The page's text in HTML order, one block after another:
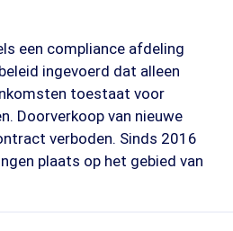
een compliance afdeling
ingevoerd dat alleen
toestaat voor
Doorverkoop van nieuwe
verboden. Sinds 2016
plaats op het gebied van